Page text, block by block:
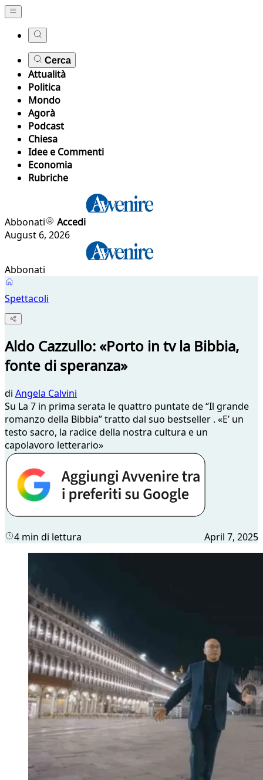
Cerca
Attualità
Politica
Mondo
Agorà
Podcast
Chiesa
Idee e Commenti
Economia
Rubriche
Abbonati
Accedi
August 6, 2026
Abbonati
Spettacoli
Aldo Cazzullo: «Porto in tv la Bibbia,
fonte di speranza»
di Angela Calvini
Su La 7 in prima serata le quattro puntate de “Il grande
romanzo della Bibbia” tratto dal suo bestseller . «E’ un
testo sacro, la radice della nostra cultura e un
capolavoro letterario»
4 min di lettura April 7, 2025